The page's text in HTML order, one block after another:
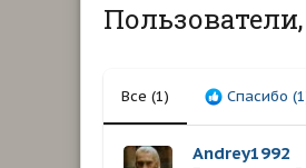
Все (1) Спасибо
Andrey1992